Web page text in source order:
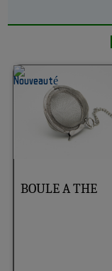
BOULE A THE